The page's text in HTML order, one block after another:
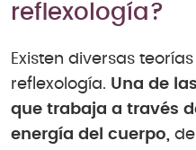
reflexología?
Existen diversas
reflexología. Una de
que trabaja a través
energía del cuerpo,